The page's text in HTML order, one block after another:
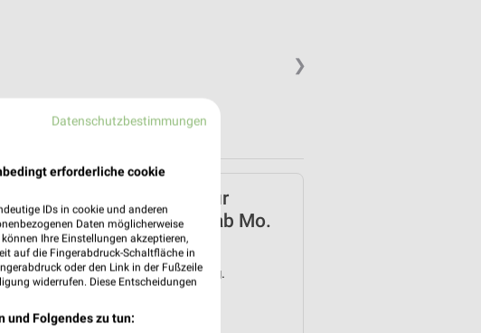
❯
ALDI SÜD Prospekt für
Rheinfelden (Baden) ab Mo.
den 10.08.
Gültig von 10. Aug. bis 15. Aug.
Datenschutzbestimmungen
erforderliche cookie
IDs in cookie und anderen
Daten möglicherweise
Ihre Einstellungen akzeptieren,
auf die Fingerabdruck-Schaltfläche in
oder den Link in der Fußzeile
widerrufen. Diese Entscheidungen
und Folgendes zu tun: